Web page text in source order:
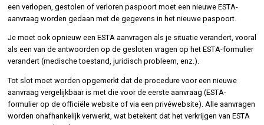
een verlopen, gestolen of verloren paspoort moet een nieuwe ESTA-
aanvraag worden gedaan met de gegevens in het nieuwe paspoort.
Je moet ook opnieuw een ESTA aanvragen als je situatie verandert, vooral
als een van de antwoorden op de gesloten vragen op het ESTA-formulier
verandert (medische toestand, juridisch probleem, enz.).
Tot slot moet worden opgemerkt dat de procedure voor een nieuwe
aanvraag vergelijkbaar is met die voor de eerste aanvraag (ESTA-
formulier op de officiële website of via een privéwebsite). Alle aanvragen
worden onafhankelijk verwerkt, wat betekent dat het verkrijgen van ESTA